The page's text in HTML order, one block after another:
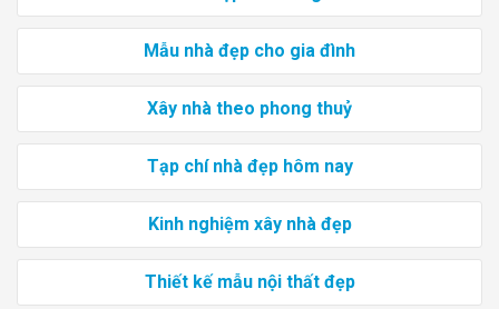
Mẫu nhà đẹp cho gia đình
Xây nhà theo phong thuỷ
Tạp chí nhà đẹp hôm nay
Kinh nghiệm xây nhà đẹp
Thiết kế mẫu nội thất đẹp